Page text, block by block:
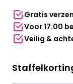
Gratis
Voor 17.00
Veilig &